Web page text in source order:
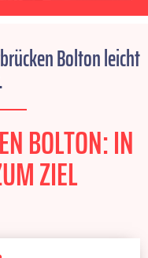
Bolton leicht
BOLTON: IN
ZIEL